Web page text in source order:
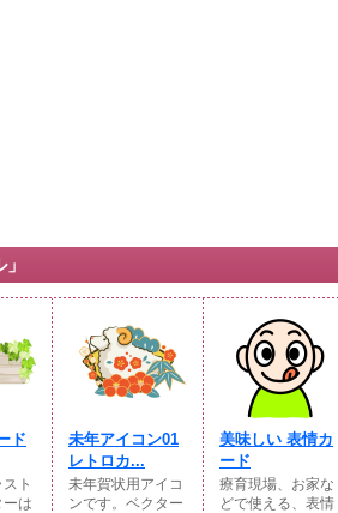
ド
ト
は
未年アイコン01
レトロカ...
未年賀状用アイコ
ンです。ベクター
美味しい 表情カ
ード
療育現場、お家な
どで使える、表情